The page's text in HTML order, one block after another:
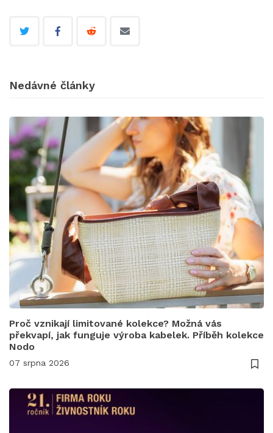
Nedávné články
Proč vznikají limitované kolekce? Možná vás
překvapí, jak funguje výroba kabelek. Příběh kolekce
Nodo
07 srpna 2026